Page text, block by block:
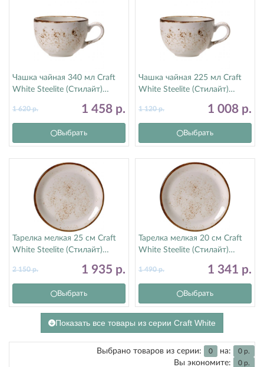
Чашка чайная 340 мл Craft
White Steelite (Стилайт)
1 458 р.
1 620р.
Выбрать
Чашка чайная 225 мл Craft
White Steelite (Стилайт)
1 008 р.
1 120р.
Выбрать
Тарелка мелкая 25 см Craft
White Steelite (Стилайт)
1 935 р.
2 150р.
Выбрать
Тарелка мелкая 20 см Craft
White Steelite (Стилайт)
1 341 р.
1 490р.
Выбрать
Показать все товары из серии Craft White
Выбрано товаров из серии: 0 на: 0 р.
Вы экономите: 0 р.